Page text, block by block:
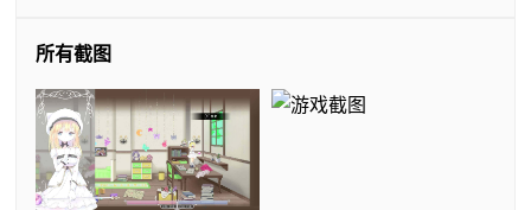
所有截图